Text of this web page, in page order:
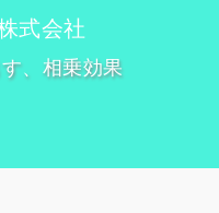
式会社
、相乗効果